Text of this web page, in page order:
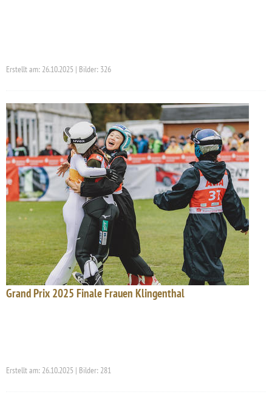
Erstellt am: 26.10.2025 | Bilder: 326
Grand Prix 2025 Finale Frauen Klingenthal
Erstellt am: 26.10.2025 | Bilder: 281